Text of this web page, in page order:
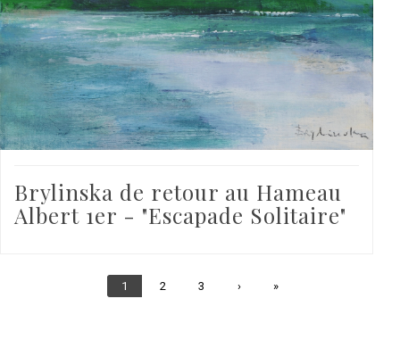
Brylinska de retour au Hameau
Albert 1er - "Escapade Solitaire"
Page
1 Page
2 Page
3
Page
›
Dernière
»